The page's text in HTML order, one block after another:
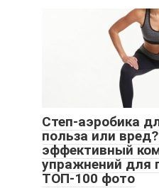
Степ-аэробика
польза или
эффективный
упражнений для
ТОП-100 фото